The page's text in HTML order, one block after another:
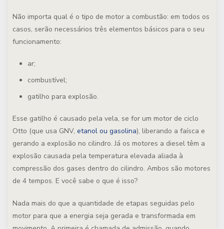
Não importa qual é o tipo de motor a combustão: em todos os
casos, serão necessários três elementos básicos para o seu
funcionamento:
ar;
combustível;
gatilho para explosão.
Esse gatilho é causado pela vela, se for um motor de ciclo
Otto (que usa GNV, etanol ou gasolina), liberando a faísca e
gerando a explosão no cilindro. Já os motores a diesel têm a
explosão causada pela temperatura elevada aliada à
compressão dos gases dentro do cilindro. Ambos são motores
de 4 tempos. E você sabe o que é isso?
Nada mais do que a quantidade de etapas seguidas pelo
motor para que a energia seja gerada e transformada em